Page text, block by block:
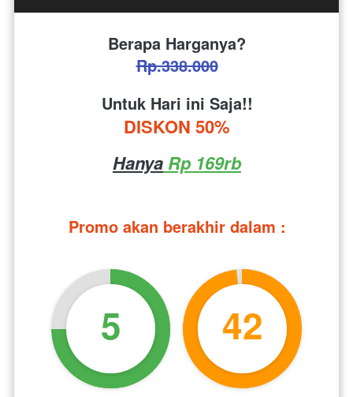
Berapa Harganya?
Rp.338.000
Untuk Hari ini Saja!!
DISKON 50%
Hanya Rp 169rb
Promo akan berakhir dalam :
5 42